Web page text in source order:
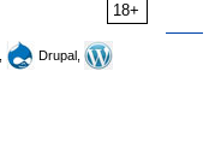
18+
Drupal,